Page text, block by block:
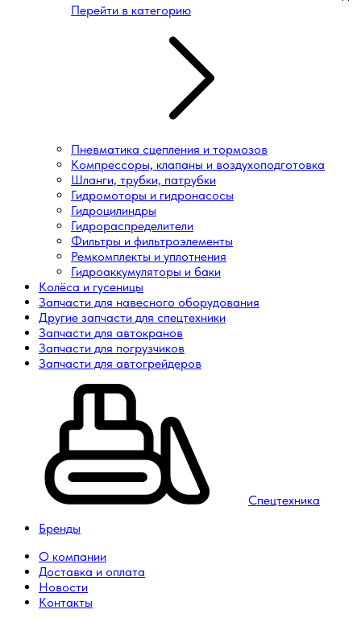
Перейти в категорию
Пневматика сцепления и тормозов
Компрессоры, клапаны и воздухоподготовка
Шланги, трубки, патрубки
Гидромоторы и гидронасосы
Гидроцилиндры
Гидрораспределители
Фильтры и фильтроэлементы
Ремкомплекты и уплотнения
Гидроаккумуляторы и баки
Колёса и гусеницы
Запчасти для навесного оборудования
Другие запчасти для спецтехники
Запчасти для автокранов
Запчасти для погрузчиков
Запчасти для автогрейдеров
Спецтехника
Бренды
О компании
Доставка и оплата
Новости
Контакты